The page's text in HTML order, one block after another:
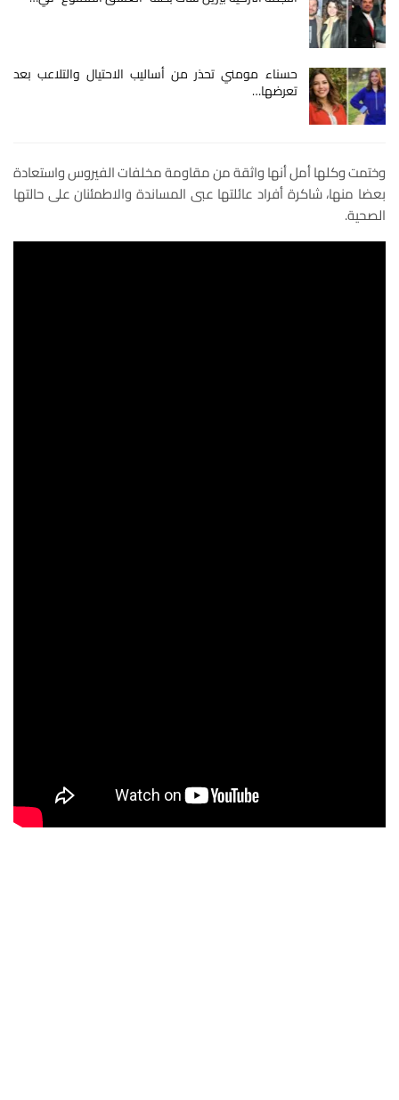
حسناء مومني تحذر من أساليب الاحتيال والتلاعب بعد
تعرضها…
وختمت وكلها أمل أنها واثقة من مقاومة مخلفات الفيروس واستعادة
بعضا منها، شاكرة أفراد عائلتها عبى المساندة والاطمئنان على حالتها
الصحية.